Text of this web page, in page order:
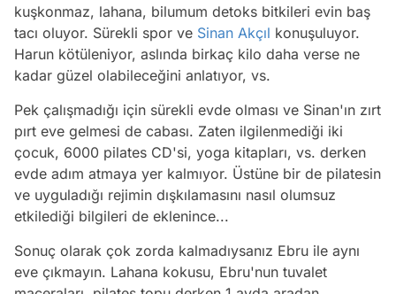
kuşkonmaz, lahana, bilumum detoks bitkileri evin baş
tacı oluyor. Sürekli spor ve Sinan Akçıl konuşuluyor.
Harun kötüleniyor, aslında birkaç kilo daha verse ne
kadar güzel olabileceğini anlatıyor, vs.
Pek çalışmadığı için sürekli evde olması ve Sinan'ın zırt
pırt eve gelmesi de cabası. Zaten ilgilenmediği iki
çocuk, 6000 pilates CD'si, yoga kitapları, vs. derken
evde adım atmaya yer kalmıyor. Üstüne bir de pilatesin
ve uyguladığı rejimin dışkılamasını nasıl olumsuz
etkilediği bilgileri de eklenince...
Sonuç olarak çok zorda kalmadıysanız Ebru ile aynı
eve çıkmayın. Lahana kokusu, Ebru'nun tuvalet